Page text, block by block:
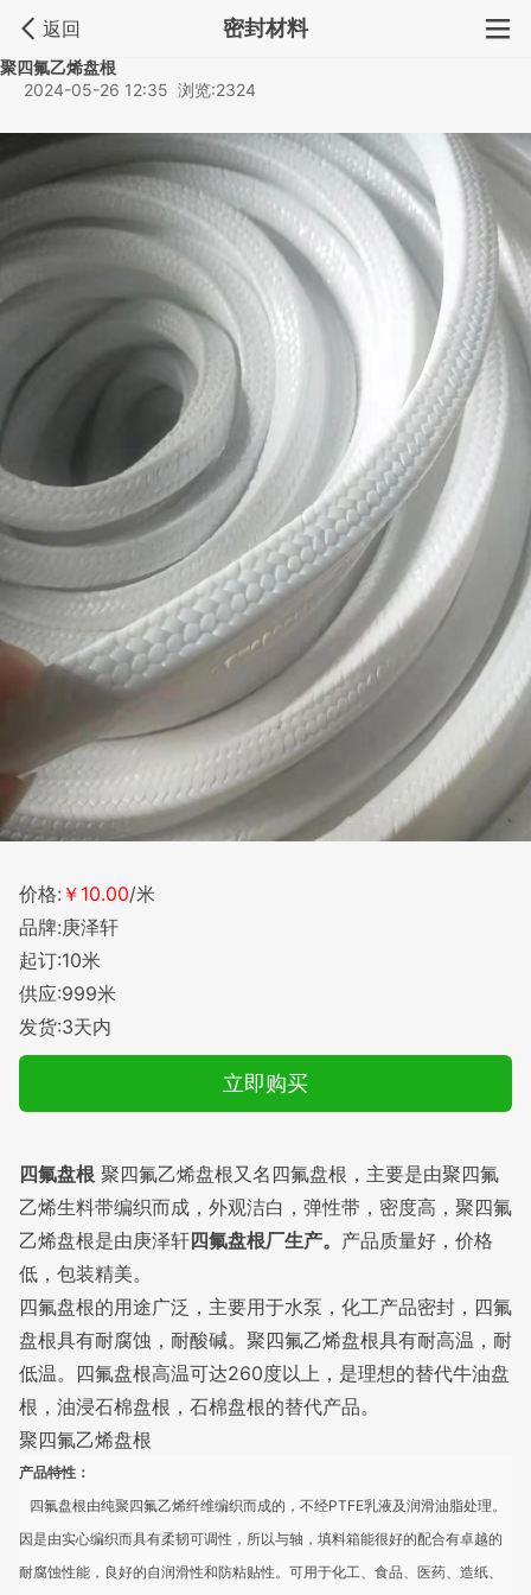
返回 密封材料
聚四氟乙烯盘根
2024-05-26 12:35 浏览:2324
价格: ￥10.00/米
品牌:庚泽轩
起订:10米
供应:999米
发货:3天内
立即购买
四氟盘根 聚四氟乙烯盘根又名四氟盘根，主要是由聚四氟
乙烯生料带编织而成，外观洁白，弹性带，密度高，聚四氟
乙烯盘根是由庚泽轩四氟盘根厂生产。 产品质量好，价格
低，包装精美。
四氟盘根的用途广泛，主要用于水泵，化工产品密封，四氟
盘根具有耐腐蚀，耐酸碱。聚四氟乙烯盘根具有耐高温，耐
低温。四氟盘根高温可达260度以上，是理想的替代牛油盘
根，油浸石棉盘根，石棉盘根的替代产品。
聚四氟乙烯盘根
产品特性：
四氟盘根由纯聚四氟乙烯纤维编织而成的，不经PTFE乳液及润滑油脂处理。
因是由实心编织而具有柔韧可调性，所以与轴，填料箱能很好的配合有卓越的
耐腐蚀性能，良好的自润滑性和防粘贴性。可用于化工、食品、医药、造纸、